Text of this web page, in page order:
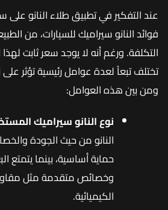
عند التفكير في تطبيق طلاء النانو على
فوائد النانو سيراميك للسيارات، من
التكلفة. ورغم أنه لا يوجد سعر ثابت لهذا
تختلف تبعاً لعدة عوامل رئيسية تؤثر على
ومن بين هذه العوامل:
نوع النانو سيراميك
النانو من حيث الجودة
حماية أساسية، بينما يتمتع
وخصائص متقدمة مثل
الكيميائية.